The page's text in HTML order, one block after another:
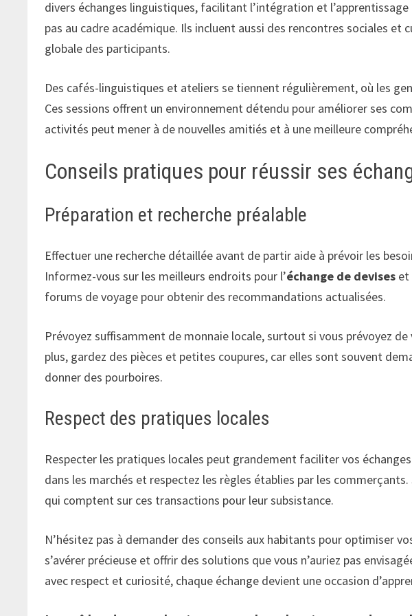
divers échanges linguistiques, facilitant l’intégration et
pas au cadre académique. Ils incluent aussi des rencontres sociales et
globale des participants.
Des cafés-linguistiques et ateliers se tiennent régulièrement, où les
Ces sessions offrent un environnement détendu pour améliorer ses
activités peut mener à de nouvelles amitiés et à une meilleure
Conseils pratiques pour réussir ses
Préparation et recherche préalable
Effectuer une recherche détaillée avant de partir aide à prévoir les
Informez-vous sur les meilleurs endroits pour l’échange de devises et
forums de voyage pour obtenir des recommandations actualisées.
Prévoyez suffisamment de monnaie locale, surtout si vous prévoyez
plus, gardez des pièces et petites coupures, car elles sont souvent
donner des pourboires.
Respect des pratiques locales
Respecter les pratiques locales peut grandement faciliter vos
dans les marchés et respectez les règles établies par les
qui comptent sur ces transactions pour leur subsistance.
N’hésitez pas à demander des conseils aux habitants pour optimiser
s’avérer précieuse et offrir des solutions que vous n’auriez pas
avec respect et curiosité, chaque échange devient une occasion